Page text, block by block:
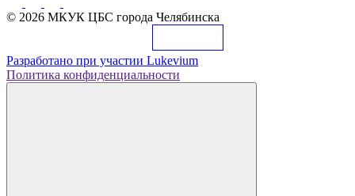
© 2026 МКУК ЦБС города Челябинска
Разработано при участии Lukevium
Политика конфиденциальности